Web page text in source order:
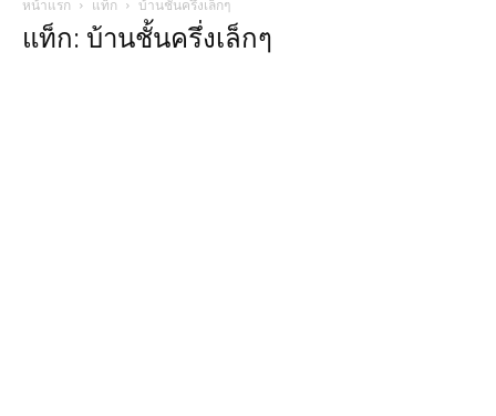
หน้าแรก แท็ก บ้านชั้นครึ่งเล็กๆ
แท็ก: บ้านชั้นครึ่งเล็กๆ